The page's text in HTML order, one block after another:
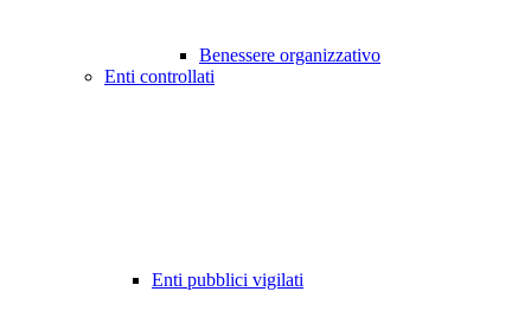
Benessere organizzativo
Enti controllati
Enti pubblici vigilati